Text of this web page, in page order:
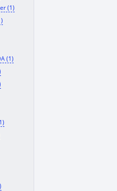
(1)
(1)